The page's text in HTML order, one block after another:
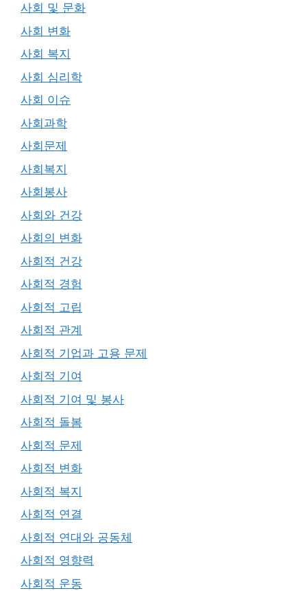
사회 및 문화
사회 변화
사회 복지
사회 심리학
사회 이슈
사회과학
사회문제
사회복지
사회봉사
사회와 건강
사회의 변화
사회적 건강
사회적 경험
사회적 고립
사회적 관계
사회적 기업과 고용 문제
사회적 기여
사회적 기여 및 봉사
사회적 돌봄
사회적 문제
사회적 변화
사회적 복지
사회적 연결
사회적 연대와 공동체
사회적 영향력
사회적 운동